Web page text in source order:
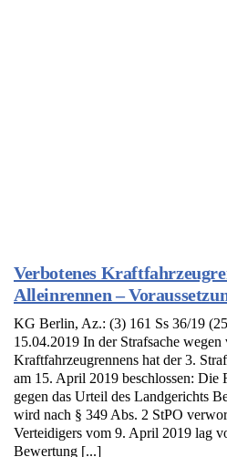
Verbotenes
Alleinrennen –
KG Berlin, Az.: (3) 161 Ss 36/19
15.04.2019 In der Strafsache wegen
Kraftfahrzeugrennens hat der 3.
am 15. April 2019 beschlossen: Die
gegen das Urteil des Landgerichts
wird nach § 349 Abs. 2 StPO
Verteidigers vom 9. April 2019 lag
Bewertung [...]